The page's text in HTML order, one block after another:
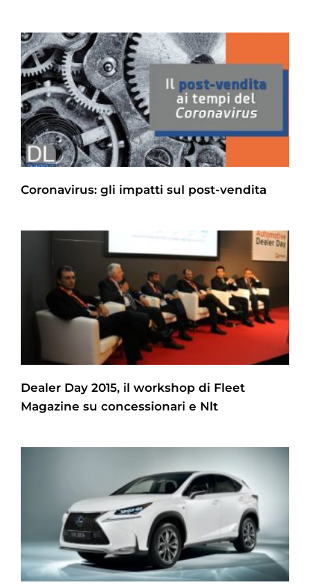
Coronavirus: gli impatti sul post-vendita
Dealer Day 2015, il workshop di Fleet
Magazine su concessionari e Nlt